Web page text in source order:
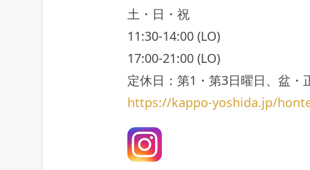
土・日・祝
11:30-14:00 (LO)
17:00-21:00 (LO)
定休日：第1・第3日曜日、盆・
https://kappo-yoshida.jp/